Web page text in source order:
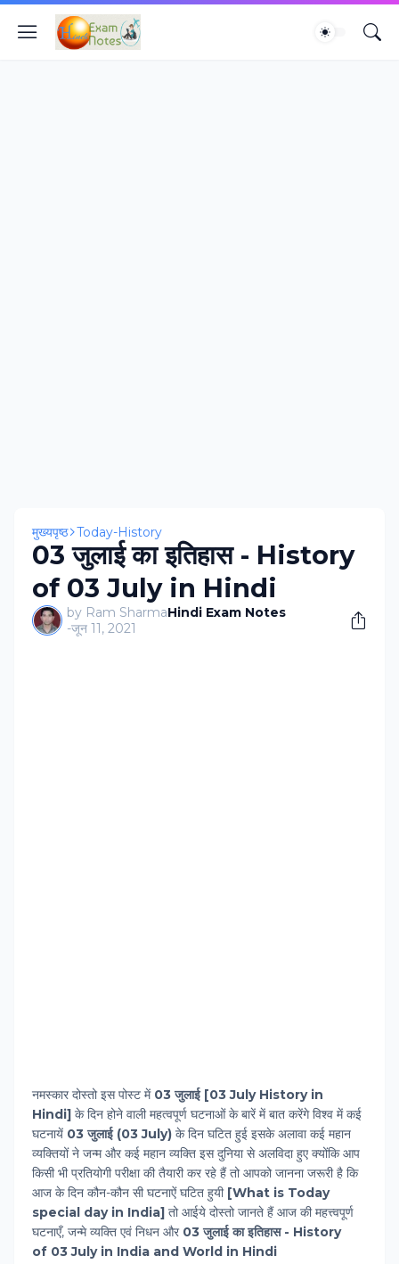
मुख्यपृष्ठ Today-History
03 जुलाई का इतिहास - History
of 03 July in Hindi
by Ram SharmaHindi Exam Notes
-जून 11, 2021
नमस्‍कार दोस्‍तो इस पोस्‍ट में 03 जुलाई [03 July History in
Hindi] के दिन होने वाली महत्‍वपूर्ण घटनाओं के बारें में बात करेंगे विश्‍व में कई
घटनायें 03 जुलाई(03 July) के दिन घटित हुई इसके अलावा कई महान
व्‍यक्तियों ने जन्‍म और कई महान व्‍यक्ति इस दुनिया से अलविदा हुए क्‍योंकि आप
किसी भी प्रतियोगी परीक्षा की तैयारी कर रहे हैं तो आपको जानना जरूरी है कि
आज के दिन कौन-कौन सी घटनाऐं घटित हुयी [What is Today
special day in India] तो आईये दोस्‍तो जानते हैं आज की महत्त्वपूर्ण
घटनाएँ, जन्मे व्यक्ति एवं निधन और 03 जुलाईका इतिहास - History
of 03 Julyin India and World in Hindi